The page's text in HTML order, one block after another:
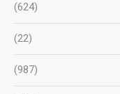
(624)
(22)
(987)